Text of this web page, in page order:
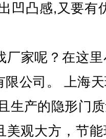
凹凸感,又要有
厂家呢？在这
限公司。 上海
生产的隐形门
美观大方，节